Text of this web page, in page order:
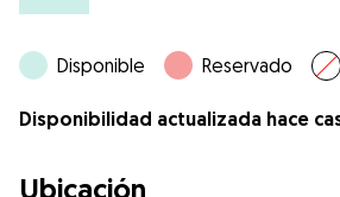
Disponible Reservado
Disponibilidad actualizada hace